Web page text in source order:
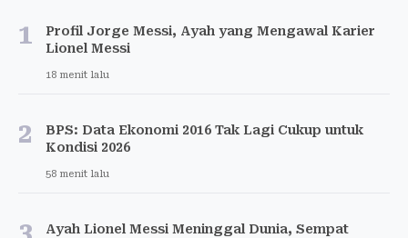
1
Profil Jorge Messi, Ayah yang Mengawal Karier
Lionel Messi
18 menit lalu
2
BPS: Data Ekonomi 2016 Tak Lagi Cukup untuk
Kondisi 2026
58 menit lalu
Ayah Lionel Messi Meninggal Dunia, Sempat